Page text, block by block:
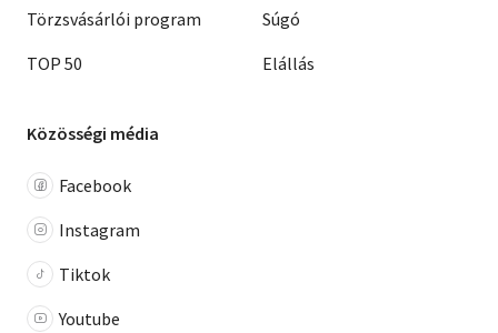
Törzsvásárlói program
TOP 50
Súgó
Elállás
Közösségi média
Facebook
Instagram
Tiktok
Youtube